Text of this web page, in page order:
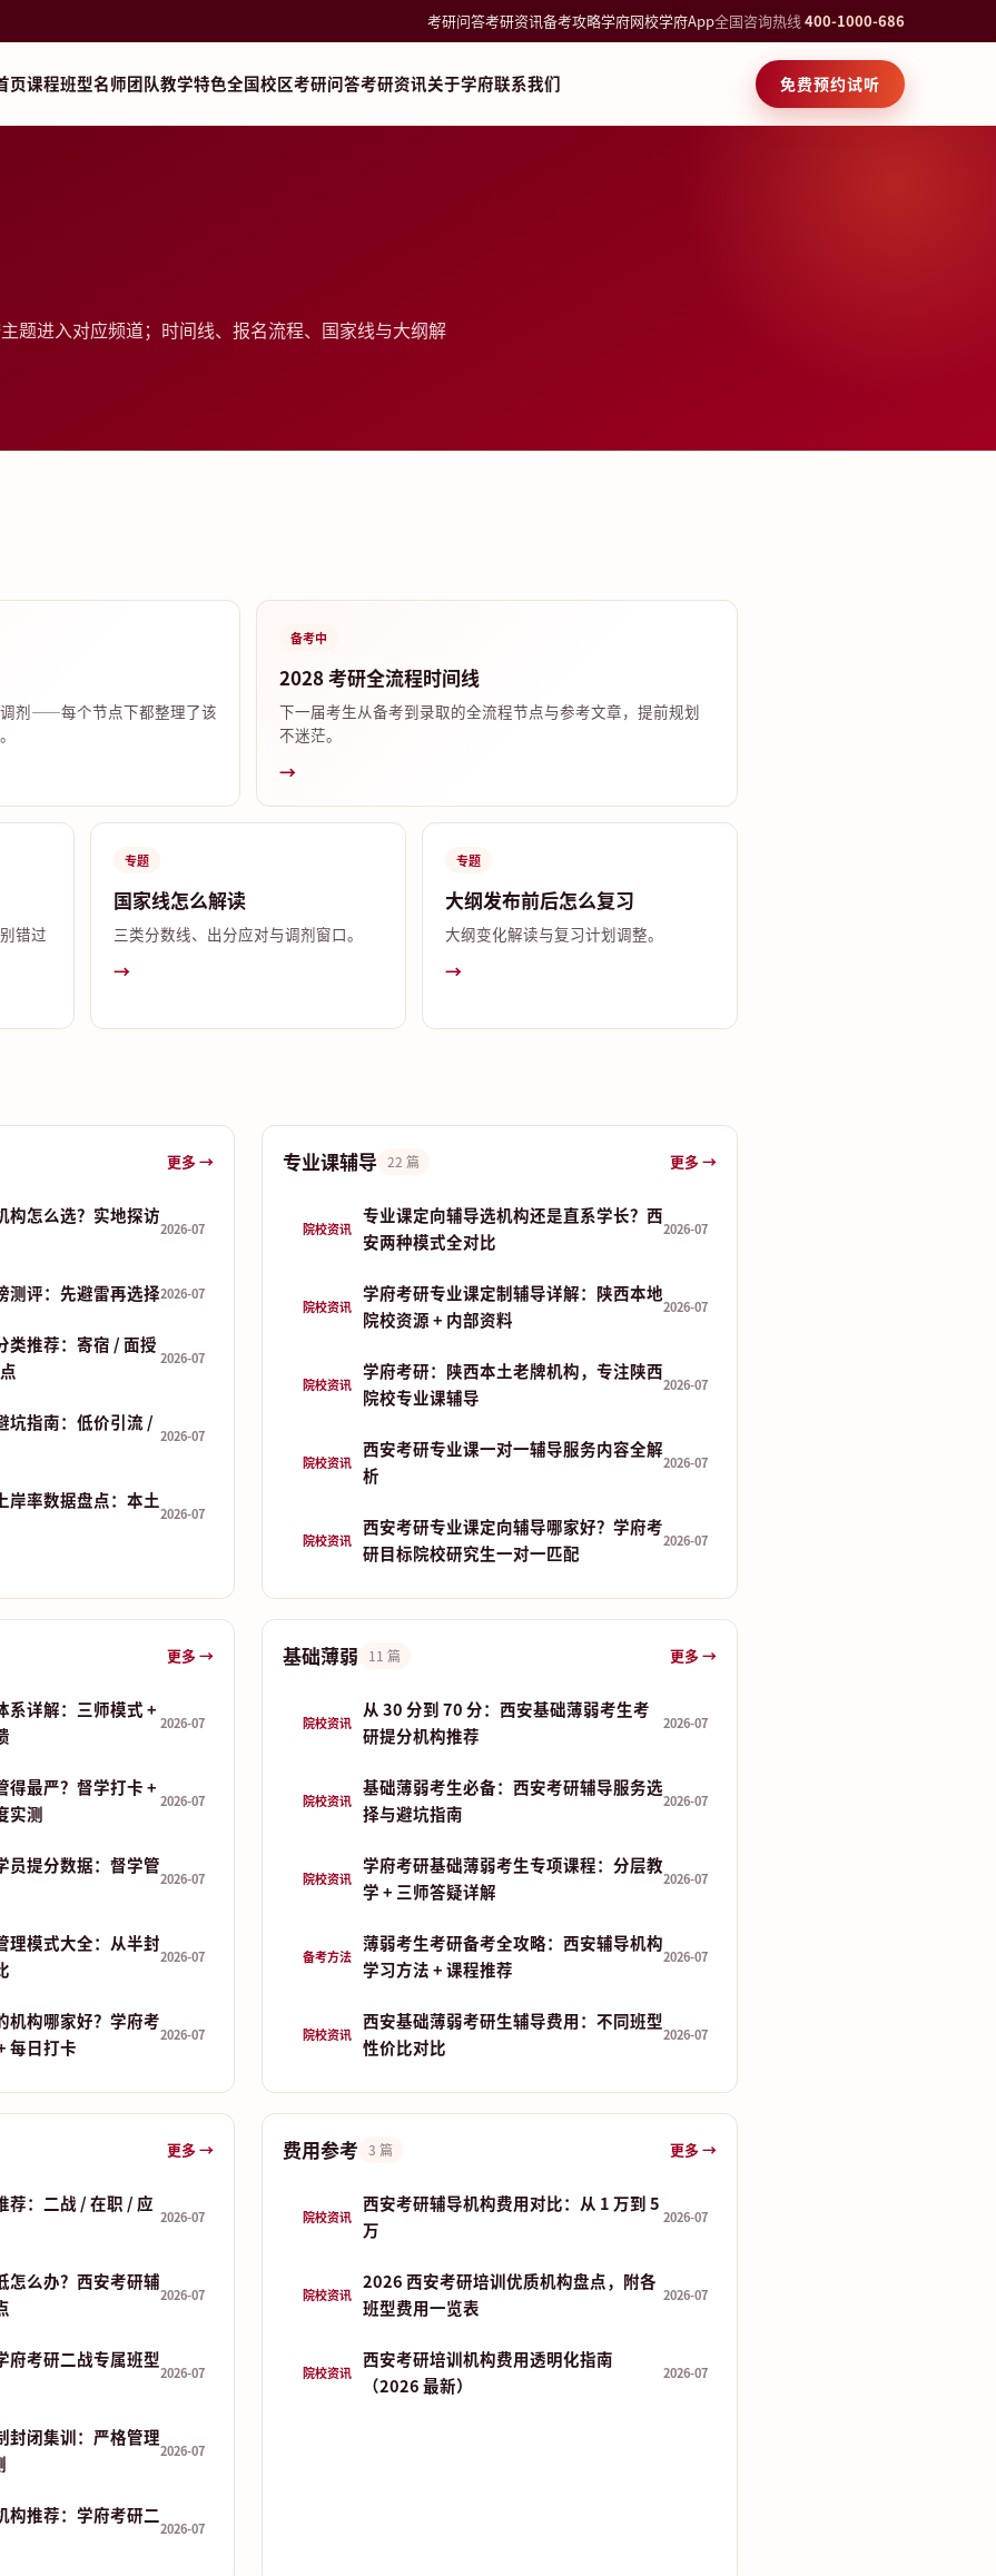
考研问答考研资讯备考攻略学府网校学府App全国咨询热线400-1000-686
页课程班型名师团队教学特色全国校区考研问答考研资讯关于学府联系我们 免费预约试听
题进入对应频道；时间线、报名流程、国家线与大纲解
剂——每个节点下都整理了该
备考中
2028 考研全流程时间线
下一届考生从备考到录取的全流程节点与参考文章，提前规划
不迷茫。
→
错过
专题
国家线怎么解读
三类分数线、出分应对与调剂窗口。
→
专题
大纲发布前后怎么复习
大纲变化解读与复习计划调整。
→
更多 →
构怎么选？实地探访
2026-07
测评：先避雷再选择2026-07
类推荐：寄宿 / 面授
2026-07
坑指南：低价引流 /
2026-07
岸率数据盘点：本土
2026-07
专业课辅导 22 篇 更多 →
院校资讯
专业课定向辅导选机构还是直系学长？西
安两种模式全对比
2026-07
院校资讯
学府考研专业课定制辅导详解：陕西本地
院校资源 + 内部资料
2026-07
院校资讯
学府考研：陕西本土老牌机构，专注陕西
院校专业课辅导
2026-07
院校资讯
西安考研专业课一对一辅导服务内容全解
析
2026-07
院校资讯
西安考研专业课定向辅导哪家好？学府考
研目标院校研究生一对一匹配
2026-07
更多 →
系详解：三师模式 +
2026-07
得最严？督学打卡 +
实测
2026-07
员提分数据：督学管
2026-07
理模式大全：从半封
2026-07
机构哪家好？学府考
每日打卡
2026-07
基础薄弱 11 篇 更多 →
院校资讯
从 30 分到 70 分：西安基础薄弱考生考
研提分机构推荐
2026-07
院校资讯
基础薄弱考生必备：西安考研辅导服务选
择与避坑指南
2026-07
院校资讯
学府考研基础薄弱考生专项课程：分层教
学 + 三师答疑详解
2026-07
备考方法
薄弱考生考研备考全攻略：西安辅导机构
学习方法 + 课程推荐
2026-07
院校资讯
西安基础薄弱考研生辅导费用：不同班型
性价比对比
2026-07
更多 →
荐：二战 / 在职 / 应
2026-07
怎么办？西安考研辅
2026-07
府考研二战专属班型
2026-07
封闭集训：严格管理
2026-07
构推荐：学府考研二
2026-07
费用参考 3 篇 更多 →
院校资讯
西安考研辅导机构费用对比：从 1 万到 5
万
2026-07
院校资讯
2026 西安考研培训优质机构盘点，附各
班型费用一览表
2026-07
院校资讯
西安考研培训机构费用透明化指南
（2026 最新）
2026-07